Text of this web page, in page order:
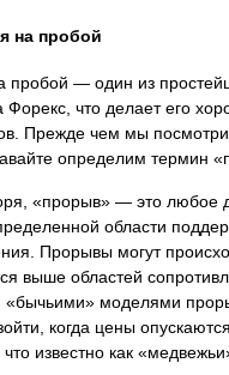
на пробой
пробой — один из
Форекс, что делает его
Прежде чем мы
определим термин
«прорыв» — это любое
области
Прорывы могут
выше областей
«бычьими» моделями
когда цены
известно как